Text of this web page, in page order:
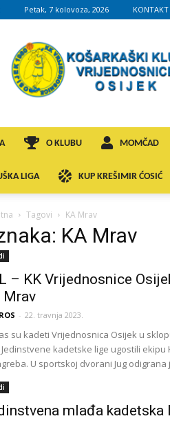
Petak, 7 kolovoza, 2026 KONTAKT
KK
VROS
O KLUBU MOMČAD
LIGA KUP KREŠIMIR ĆOSIĆ
Tagovi KA Mrav
KA Mrav
– KK Vrijednosnice
Mrav
- 22. travnja 2023.
su kadeti Vrijednosnica Osijek u
kadetske lige ugostili ekipu
U sportskoj dvorani Jug odigrana
mlađa kadetska